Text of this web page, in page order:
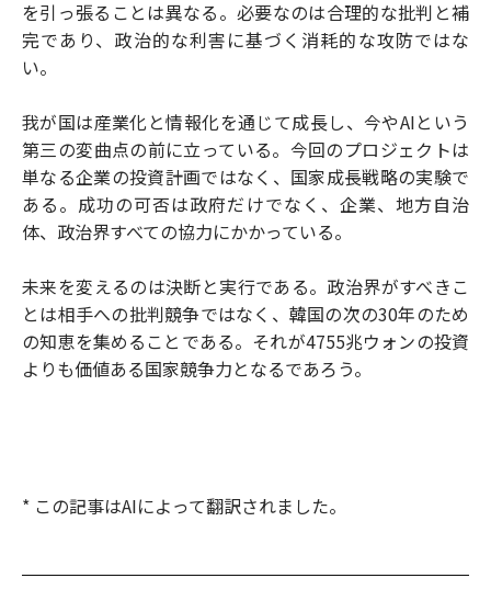
を引っ張ることは異なる。必要なのは合理的な批判と補
完であり、政治的な利害に基づく消耗的な攻防ではな
い。
我が国は産業化と情報化を通じて成長し、今やAIという
第三の変曲点の前に立っている。今回のプロジェクトは
単なる企業の投資計画ではなく、国家成長戦略の実験で
ある。成功の可否は政府だけでなく、企業、地方自治
体、政治界すべての協力にかかっている。
未来を変えるのは決断と実行である。政治界がすべきこ
とは相手への批判競争ではなく、韓国の次の30年のため
の知恵を集めることである。それが4755兆ウォンの投資
よりも価値ある国家競争力となるであろう。
* この記事はAIによって翻訳されました。